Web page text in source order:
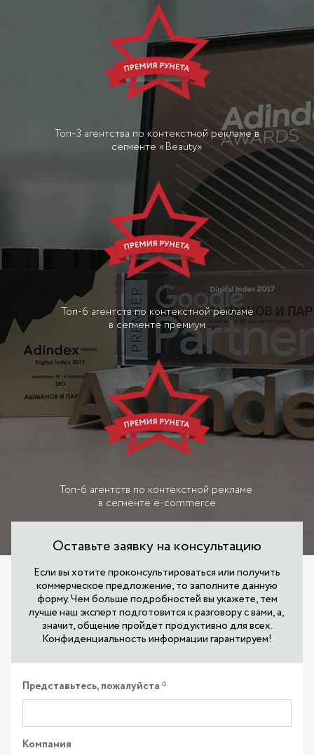
Топ-3 агентства по контекстной рекламе в
сегменте «Beauty»
Топ-6 агентств по контекстной рекламе
в сегменте премиум
Топ-6 агентств по контекстной рекламе
в сегменте e-commerce
Оставьте заявку на консультацию
Если вы хотите проконсультироваться или получить
коммерческое предложение, то заполните данную
форму. Чем больше подробностей вы укажете, тем
лучше наш эксперт подготовится к разговору с вами, а,
значит, общение пройдет продуктивно для всех.
Конфиденциальность информации гарантируем!
Представьтесь, пожалуйста
Компания